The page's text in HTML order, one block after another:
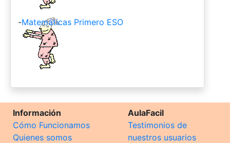
-Matemáticas Primero ESO
Información
Cómo Funcionamos
Quienes somos
AulaFacil
Testimonios de
nuestros usuarios